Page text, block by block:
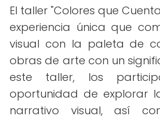
El taller "Colores que
experiencia única que
visual con la paleta de
obras de arte con un
este taller, los
oportunidad de explorar
narrativo visual, así